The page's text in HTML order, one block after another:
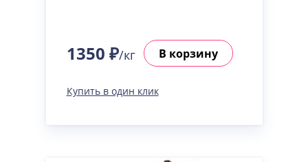
1350 ₽/кг В корзину
Купить в один клик